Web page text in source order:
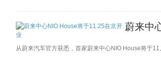
蔚来中
从蔚来汽车官方获悉，首家蔚来中心NIO House将于11